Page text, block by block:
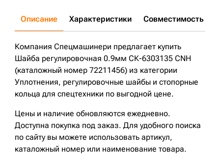
Описание Характеристики Совместимость
Компания Спецмашинери предлагает купить
Шайба регулировочная 0.9мм СК-6303135 CNH
(каталожный номер 72211456) из категории
Уплотнения, регулировочные шайбы и стопорные
кольца для спецтехники по выгодной цене.
Цены и наличие обновляются ежедневно.
Доступна покупка под заказ. Для удобного поиска
по сайту вы можете использовать артикул,
каталожный номер или наименование товара.